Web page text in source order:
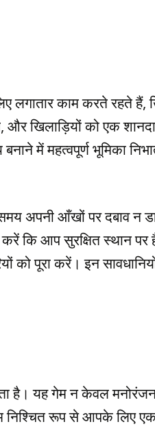
काम करते रहते हैं,
खिलाड़ियों को एक
में महत्वपूर्ण भूमिका
अपनी आँखों पर दबाव
कि आप सुरक्षित स्थान
को पूरा करें। इन
यह गेम न केवल मनोरंजन
निश्चित रूप से आपके लिए